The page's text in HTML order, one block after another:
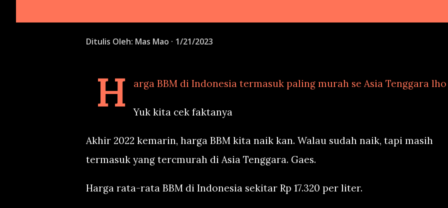
Ditulis Oleh: Mas Mao 1/21/2023
H arga BBM di Indonesia termasuk paling murah se Asia Tenggara lho
Yuk kita cek faktanya
Akhir 2022 kemarin, harga BBM kita naik kan. Walau sudah naik, tapi masih
termasuk yang tercmurah di Asia Tenggara. Gaes.
Harga rata-rata BBM di Indonesia sekitar Rp 17.320 per liter.